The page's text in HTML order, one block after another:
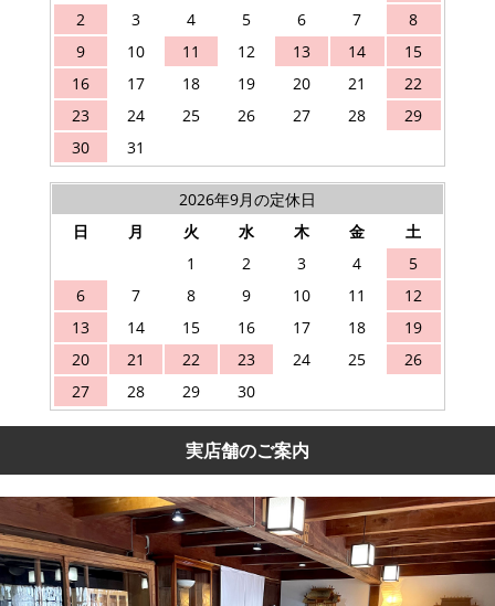
2
3 4 5 6 7
8
9
10 11 12 13 14
15
16
17 18 19 20 21
22
23
24 25 26 27 28
29
30
31
2026年9月の定休日
日
月 火 水 木 金
土
1
2 3 4
5
6
7 8 9 10 11
12
13
14 15 16 17 18
19
20
21 22 23 24 25
26
27
28 29 30
実店舗のご案内